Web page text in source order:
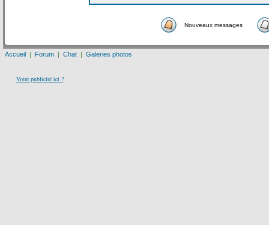
Nouveaux messages
Accueil | Forum | Chat | Galeries photos
Votre publicité ici ?